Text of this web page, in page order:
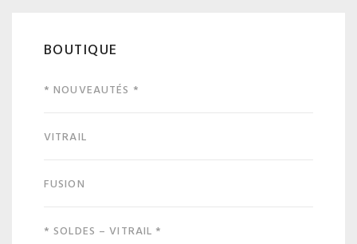
BOUTIQUE
* NOUVEAUTÉS *
VITRAIL
FUSION
* SOLDES – VITRAIL *